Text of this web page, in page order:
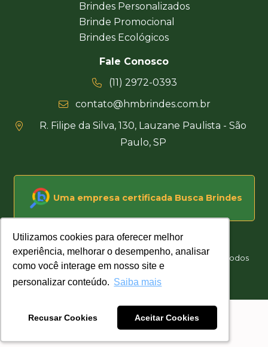
Utilizamos cookies para oferecer melhor
experiência, melhorar o desempenho, analisar
como você interage em nosso site e
personalizar conteúdo. Saiba mais
Recusar Cookies Aceitar Cookies
Utilizamos cookies para oferecer melhor
experiência, melhorar o desempenho, analisar
como você interage em nosso site e
personalizar conteúdo. Saiba mais
Recusar Cookies Aceitar Cookies
Brindes Personalizados
Brinde Promocional
Brindes Ecológicos
Fale Conosco
(11) 2972-0393
contato@hmbrindes.com.br
R. Filipe da Silva, 130, Lauzane Paulista - São
Paulo, SP
Uma empresa certificada Busca Brindes
Hakuna Matata Brindes Corporativos Personalizados © Todos
os direitos reservados
Desenvolvido por